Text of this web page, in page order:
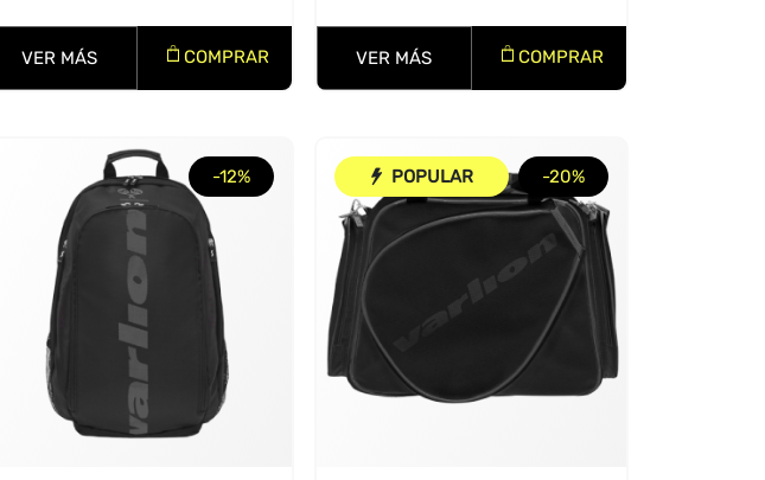
VER MÁS COMPRAR VER MÁS COMPRAR
-12% POPULAR -20%